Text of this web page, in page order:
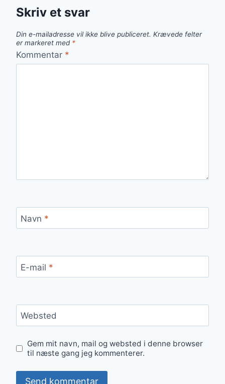
Skriv et svar
Din e-mailadresse vil ikke blive publiceret. Krævede felter
er markeret med *
Kommentar *
Navn *
E-mail *
Websted
Gem mit navn, mail og websted i denne browser
til næste gang jeg kommenterer.